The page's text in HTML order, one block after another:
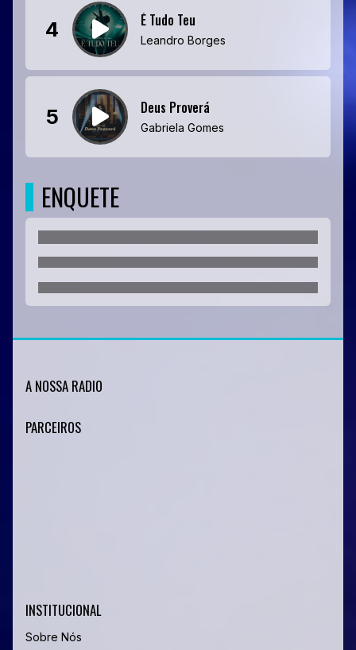
4 É Tudo Teu
Leandro Borges
5 Deus Proverá
Gabriela Gomes
ENQUETE
A NOSSA RADIO
PARCEIROS
INSTITUCIONAL
Sobre Nós